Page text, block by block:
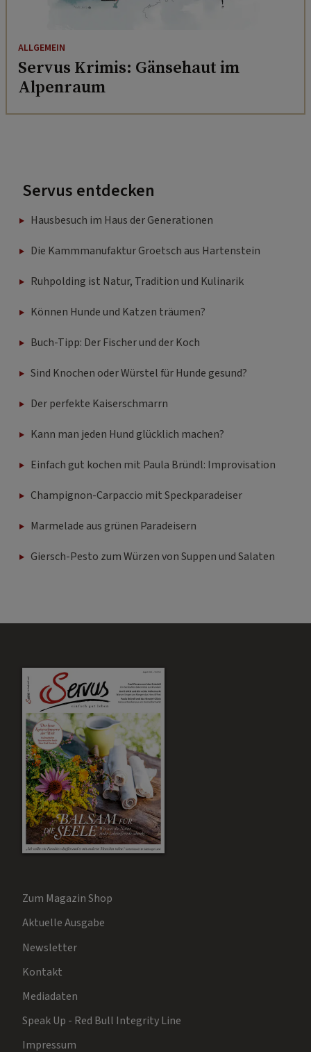
ALLGEMEIN
Servus Krimis: Gänsehaut im
Alpenraum
Servus entdecken
Hausbesuch im Haus der Generationen
Die Kammmanufaktur Groetsch aus Hartenstein
Ruhpolding ist Natur, Tradition und Kulinarik
Können Hunde und Katzen träumen?
Buch-Tipp: Der Fischer und der Koch
Sind Knochen oder Würstel für Hunde gesund?
Der perfekte Kaiserschmarrn
Kann man jeden Hund glücklich machen?
Einfach gut kochen mit Paula Bründl: Improvisation
Champignon-Carpaccio mit Speckparadeiser
Marmelade aus grünen Paradeisern
Giersch-Pesto zum Würzen von Suppen und Salaten
Zum Magazin Shop
Aktuelle Ausgabe
Newsletter
Kontakt
Mediadaten
Speak Up - Red Bull Integrity Line
Impressum